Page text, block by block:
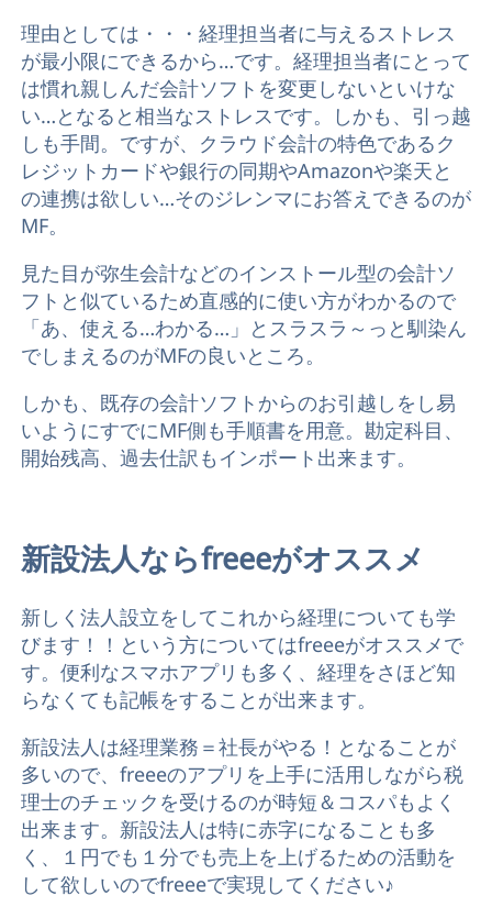
理由としては・・・経理担当者に与えるストレス
が最小限にできるから…です。経理担当者にとって
は慣れ親しんだ会計ソフトを変更しないといけな
い…となると相当なストレスです。しかも、引っ越
しも手間。ですが、クラウド会計の特色であるク
レジットカードや銀行の同期やAmazonや楽天と
の連携は欲しい…そのジレンマにお答えできるのが
MF。
見た目が弥生会計などのインストール型の会計ソ
フトと似ているため直感的に使い方がわかるので
「あ、使える…わかる…」とスラスラ～っと馴染ん
でしまえるのがMFの良いところ。
しかも、既存の会計ソフトからのお引越しをし易
いようにすでにMF側も手順書を用意。勘定科目、
開始残高、過去仕訳もインポート出来ます。
新設法人ならfreeeがオススメ
新しく法人設立をしてこれから経理についても学
びます！！という方についてはfreeeがオススメで
す。便利なスマホアプリも多く、経理をさほど知
らなくても記帳をすることが出来ます。
新設法人は経理業務＝社長がやる！となることが
多いので、freeeのアプリを上手に活用しながら税
理士のチェックを受けるのが時短＆コスパもよく
出来ます。新設法人は特に赤字になることも多
く、１円でも１分でも売上を上げるための活動を
して欲しいのでfreeeで実現してください♪